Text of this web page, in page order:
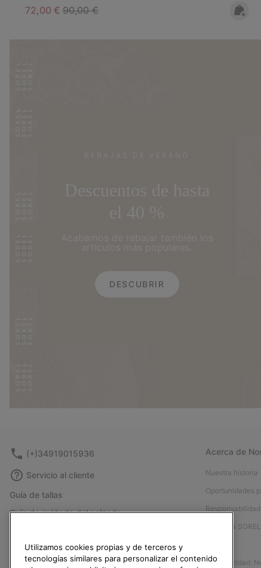
Sale price:
72,00 € Regular price:
90,00 €
DESCUBRIR
(+)34919015936
Servicio al cliente
Guía de tallas
Guía de cuidado del calzado
Devoluciones
Acerca de
Nuestra historia
Oportunidades
Afíliese a SOREL
Accesibilidad:
Utilizamos cookies propias y de terceros y
tecnologías similares para personalizar el contenido